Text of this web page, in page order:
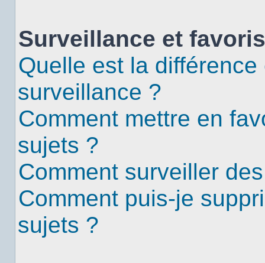
Surveillance et favoris
Quelle est la
surveillance ?
Comment mettre en
sujets ?
Comment surveiller
Comment puis-je
sujets ?